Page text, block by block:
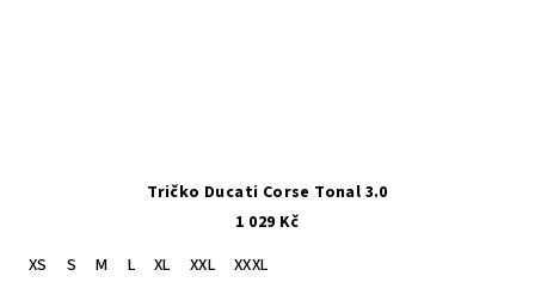
Tričko Ducati Corse Tonal 3.0
1 029 Kč
XS
S M L XL XXL
XXXL